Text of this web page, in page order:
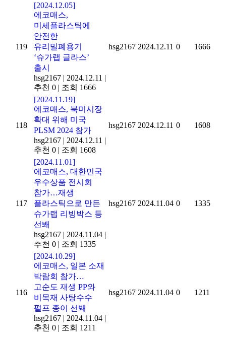
119
[2024.12.05]
에코매스,
미세플라스틱에
안전한
유리밀폐용기
‘슈가랩 글라스’
출시
hsg2167 | 2024.12.11 |
추천 0 | 조회 1666
hsg2167 2024.12.11 0 1666
118
[2024.11.19]
에코매스, 북미시장
확대 위해 미국
PLSM 2024 참가
hsg2167 | 2024.12.11 |
추천 0 | 조회 1608
hsg2167 2024.12.11 0 1608
117
[2024.11.01]
에코매스, 대한민국
우수상품 전시회
참가…재생
플라스틱으로 만든
슈가랩 리빙박스 등
선봬
hsg2167 | 2024.11.04 |
추천 0 | 조회 1335
hsg2167 2024.11.04 0 1335
116
[2024.10.29]
에코매스, 일본 소재
박람회 참가…
고순도 재생 PP와
비목재 사탕수수
펄프 종이 선봬
hsg2167 | 2024.11.04 |
추천 0 | 조회 1211
hsg2167 2024.11.04 0 1211